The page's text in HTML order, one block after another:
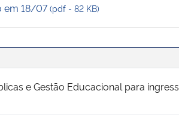
em 18/07(pdf - 82 KB)
e Gestão Educacional para